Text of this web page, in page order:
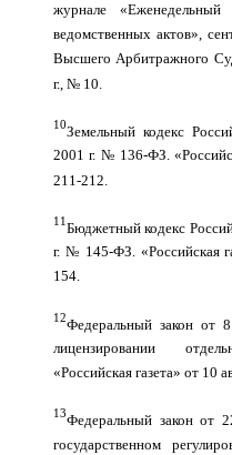
журнале «Еженедельный
ведомственных актов»,
Высшего Арбитражного
г., № 10.
10Земельный кодекс
2001 г. № 136-ФЗ.
211-212.
11Бюджетный кодекс
г. № 145-ФЗ. «Российская
154.
12Федеральный закон
лицензировании
«Российская газета» от 10
13Федеральный закон
государственном